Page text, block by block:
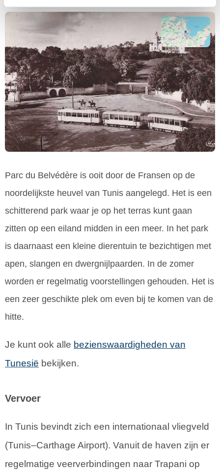
Parc du Belvédère is ooit door de Fransen op de
noordelijkste heuvel van Tunis aangelegd. Het is een
schitterend park waar je op het terras kunt gaan
zitten op een eiland midden in een meer. In het park
is daarnaast een kleine dierentuin te bezichtigen met
apen, slangen en dwergnijlpaarden. In de zomer
worden er regelmatig voorstellingen gehouden. Het is
een zeer geschikte plek om even bij te komen van de
hitte.
Je kunt ook alle bezienswaardigheden van
Tunesië bekijken.
Vervoer
In Tunis bevindt zich een internationaal vliegveld
(Tunis–Carthage Airport). Vanuit de haven zijn er
regelmatige veerverbindingen naar Trapani op